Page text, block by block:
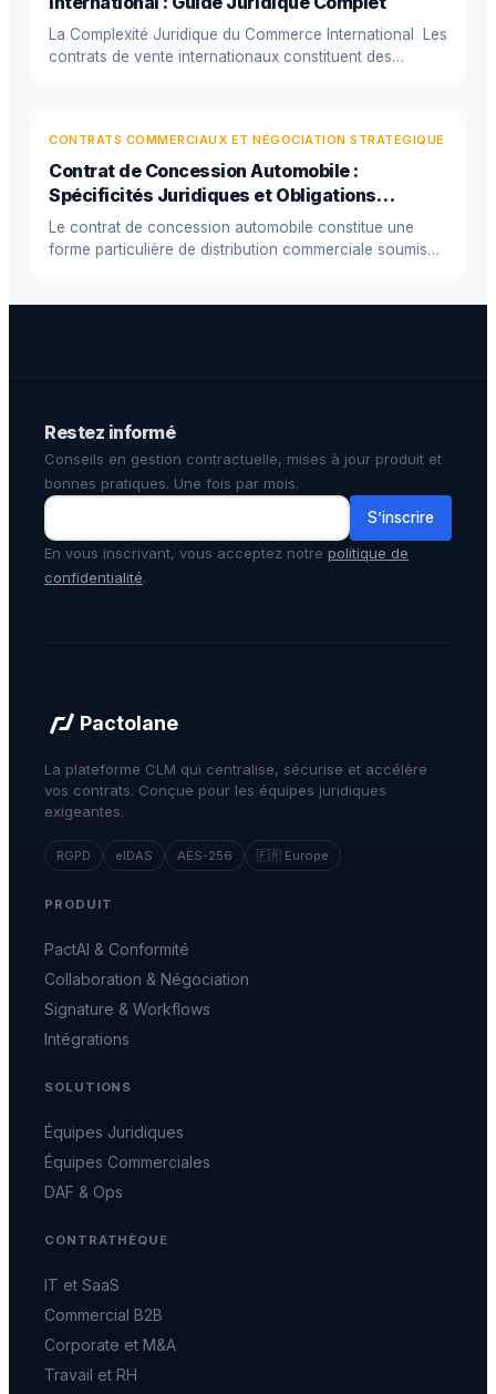
La Complexité Juridique du Commerce International Les
contrats de vente internationaux constituent des
CONTRATS COMMERCIAUX ET NÉGOCIATION STRATÉGIQUE
Contrat de Concession Automobile :
Spécificités Juridiques et Obligations
Réglementaires
Le contrat de concession automobile constitue une
forme particulière de distribution commerciale soumise
Restez informé
Conseils en gestion contractuelle, mises à jour produit et
bonnes pratiques. Une fois par mois.
S’inscrire
En vous inscrivant, vous acceptez notre politique de
confidentialité.
Pactolane
La plateforme CLM qui centralise, sécurise et accélère
vos contrats. Conçue pour les équipes juridiques
exigeantes.
RGPD eIDAS AES-256 🇫🇷 Europe
PRODUIT
PactAI & Conformité
Collaboration & Négociation
Signature & Workflows
Intégrations
SOLUTIONS
Équipes Juridiques
Équipes Commerciales
DAF & Ops
CONTRATHÈQUE
IT et SaaS
Commercial B2B
Corporate et M&A
Travail et RH